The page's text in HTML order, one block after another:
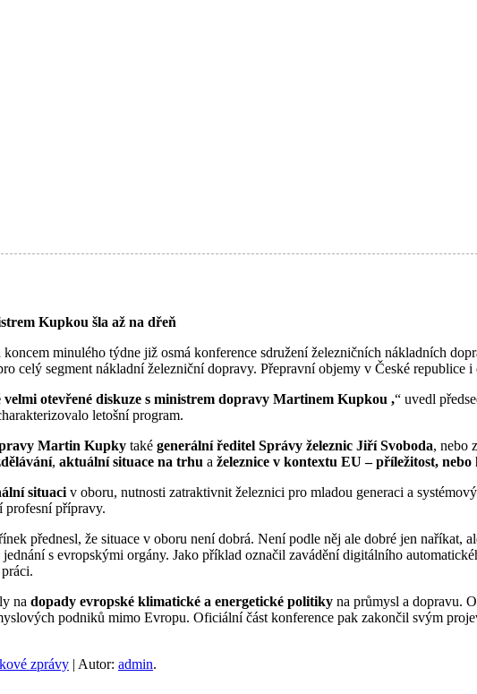
Kupkou šla až na dřeň
minulého týdne již osmá konference sdružení železničních nákladních
celý segment nákladní železniční dopravy. Přepravní objemy v České republice
velmi otevřené diskuze s ministrem dopravy Martinem Kupkou ,“ uvedl
letošní program.
Martin Kupky také generální ředitel Správy železnic Jiří Svoboda, nebo
, aktuální situace na trhu a železnice v kontextu EU – příležitost, nebo
situaci v oboru, nutnosti zatraktivnit železnici pro mladou generaci a
profesní přípravy.
přednesl, že situace v oboru není dobrá. Není podle něj ale dobré jen naříkat,
s evropskými orgány. Jako příklad označil zavádění digitálního
na dopady evropské klimatické a energetické politiky na průmysl a dopravu.
podniků mimo Evropu. Oficiální část konference pak zakončil svým
zprávy | Autor: admin.